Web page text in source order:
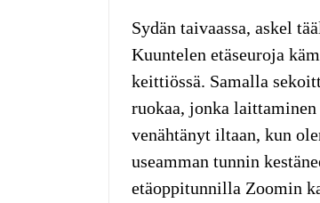
Sydän taivaassa, askel
Kuuntelen etäseuroja
keittiössä. Samalla
ruokaa, jonka laittaminen
venähtänyt iltaan, kun
useamman tunnin
etäoppitunnilla Zoomin